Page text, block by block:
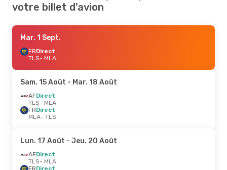
votre billet d'avion
Mar. 1 Sept.
FRDirect
TLS- MLA
Sam. 15 Août - Mar. 18 Août
AFDirect
TLS- MLA
FRDirect
MLA- TLS
Lun. 17 Août - Jeu. 20 Août
AFDirect
TLS- MLA
FRDirect